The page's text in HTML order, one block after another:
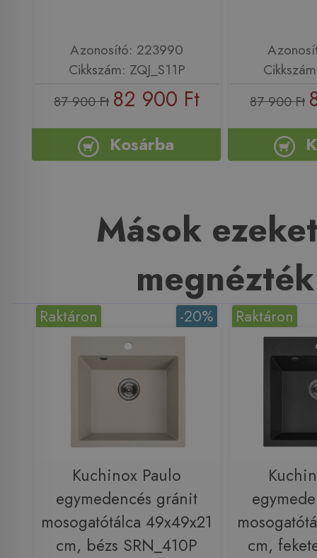
Azonosító: 223990
Cikkszám: ZQJ_S11P
87 900 Ft 82 900 Ft
Kosárba
87 900 Ft
Mások
megnézték
-20%
Raktáron
Kuchinox Paulo
egymedencés gránit
mosogatótálca 49x49x21
cm, bézs SRN_410P
Raktáron
cm,